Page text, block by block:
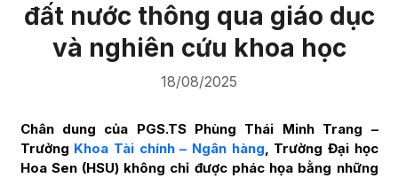
đất nước thông qua giáo dục
và nghiên cứu khoa học
18/08/2025
Chân dung của PGS.TS Phùng Thái Minh Trang –
Trưởng Khoa Tài chính – Ngân hàng, Trường Đại học
Hoa Sen (HSU) không chỉ được phác họa bằng những